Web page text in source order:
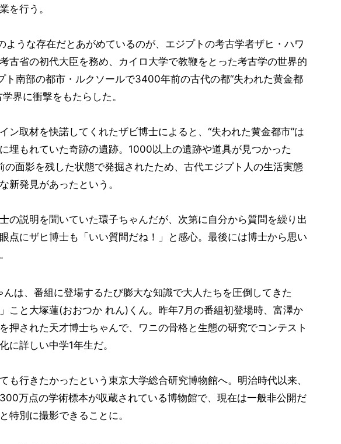
を行う。
ような存在だとあがめているのが、エジプトの考古学者ザヒ・ハワ
古省の初代大臣を務め、カイロ大学で教鞭をとった考古学の世界的
ト南部の都市・ルクソールで3400年前の古代の都“失われた黄金都
界に衝撃をもたらした。
ン取材を快諾してくれたザビ博士によると、“失われた黄金都市”は
埋もれていた奇跡の遺跡。1000以上の遺跡や道具が見つかった
面影を残した状態で発掘されたため、古代エジプト人の生活実態
新発見があったという。
の説明を聞いていた環子ちゃんだが、次第に自分から質問を繰り出
点にザヒ博士も「いい質問だね！」と感心。最後には博士から思い
んは、番組に登場するたび膨大な知識で大人たちを圧倒してきた
こと大塚蓮(おおつか れん)くん。昨年7月の番組初登場時、富澤か
押された天才博士ちゃんで、ワニの骨格と生態の研究でコンテスト
に詳しい中学1年生だ。
も行きたかったという東京大学総合研究博物館へ。明治時代以来、
万点の学術標本が収蔵されている博物館で、現在は一般非公開だ
特別に撮影できることに。